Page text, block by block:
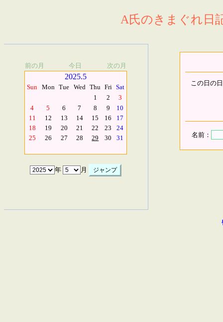
A氏のきまぐれ日
前の月 今日 次の月
2025.5
Sun Mon Tue Wed Thu Fri Sat
1
2
3
4
5 6 7 8 9
10
11
12 13 14 15 16
17
18
19 20 21 22 23
24
25
26 27 28 29 30 31
年 月
この日の
名前：